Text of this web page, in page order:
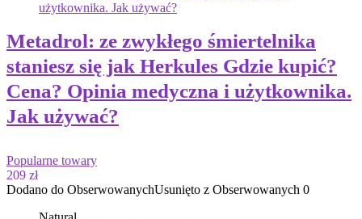
Metadrol: ze zwykłego śmiertelnika
staniesz się jak Herkules Gdzie kupić?
Cena? Opinia medyczna i użytkownika.
Jak używać?
Popularne towary
209 zł
Dodano do ObserwowanychUsunięto z Obserwowanych 0